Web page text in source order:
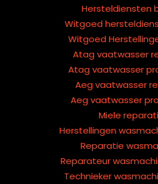
Hersteldiensten
Witgoed
Witgoed
Atag vaatwasser
Atag vaatwasser
Aeg vaatwasser
Aeg vaatwasser
Miele
Herstellingen
Reparatie
Reparateur
Technieker